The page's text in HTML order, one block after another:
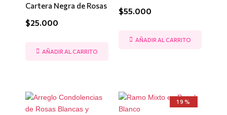
Cartera Negra de Rosas
$25.000
AÑADIR AL CARRITO
$55.000
AÑADIR AL CARRITO
19%
El
precio
El
precio